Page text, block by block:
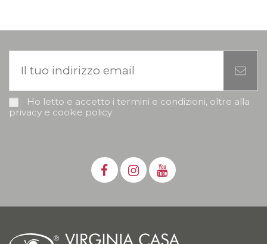
Ho letto e accetto i termini e condizioni, oltre alla
privacy e cookie policy